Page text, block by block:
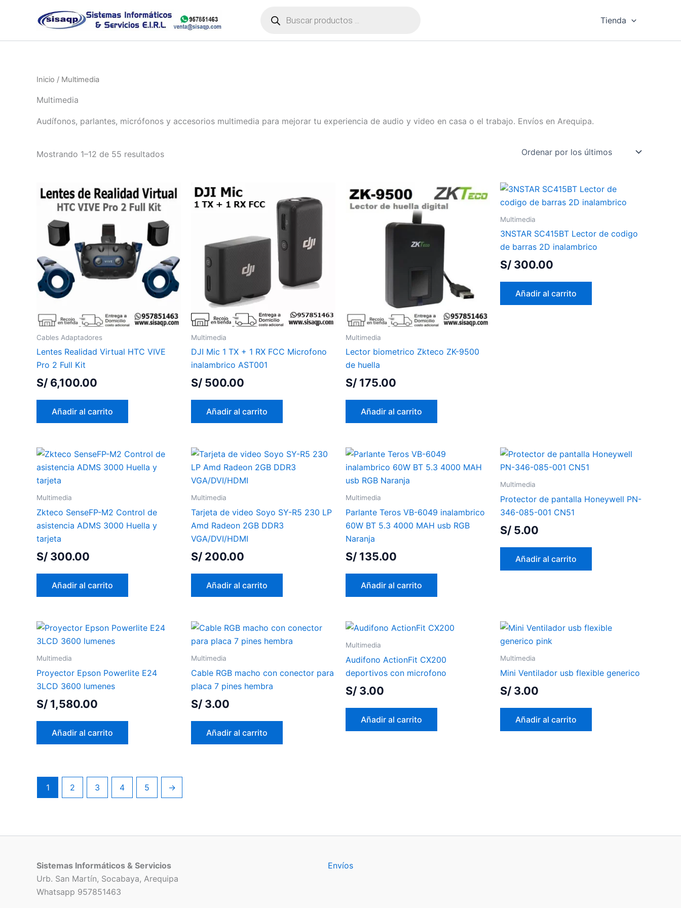
Tienda
Inicio / Multimedia
Multimedia
Audífonos, parlantes, micrófonos y accesorios multimedia para mejorar tu experiencia de audio y video en casa o el trabajo. Envíos en Arequipa.
Mostrando 1–12 de 55 resultadosOrdenado
Cables Adaptadores
Lentes Realidad Virtual HTC VIVE
Pro 2 Full Kit
S/ 6,100.00
Añadir al carrito
Multimedia
DJI Mic 1 TX + 1 RX FCC Microfono
inalambrico AST001
S/ 500.00
Añadir al carrito
Multimedia
Lector biometrico Zkteco ZK-9500
de huella
S/ 175.00
Añadir al carrito
Multimedia
3NSTAR SC415BT Lector de codigo
de barras 2D inalambrico
S/ 300.00
Añadir al carrito
Multimedia
Zkteco SenseFP-M2 Control de
asistencia ADMS 3000 Huella y
tarjeta
S/ 300.00
Añadir al carrito
Multimedia
Tarjeta de video Soyo SY-R5 230 LP
Amd Radeon 2GB DDR3
VGA/DVI/HDMI
S/ 200.00
Añadir al carrito
Multimedia
Parlante Teros VB-6049 inalambrico
60W BT 5.3 4000 MAH usb RGB
Naranja
S/ 135.00
Añadir al carrito
Multimedia
Protector de pantalla Honeywell PN-
346-085-001 CN51
S/ 5.00
Añadir al carrito
Multimedia
Proyector Epson Powerlite E24
3LCD 3600 lumenes
S/ 1,580.00
Añadir al carrito
Multimedia
Cable RGB macho con conector para
placa 7 pines hembra
S/ 3.00
Añadir al carrito
Multimedia
Audifono ActionFit CX200
deportivos con microfono
S/ 3.00
Añadir al carrito
Multimedia
Mini Ventilador usb flexible generico
S/ 3.00
Añadir al carrito
1 2 3 4 5 →
Sistemas Informáticos & Servicios
Urb. San Martín, Socabaya, Arequipa
Whatsapp 957851463
Envíos